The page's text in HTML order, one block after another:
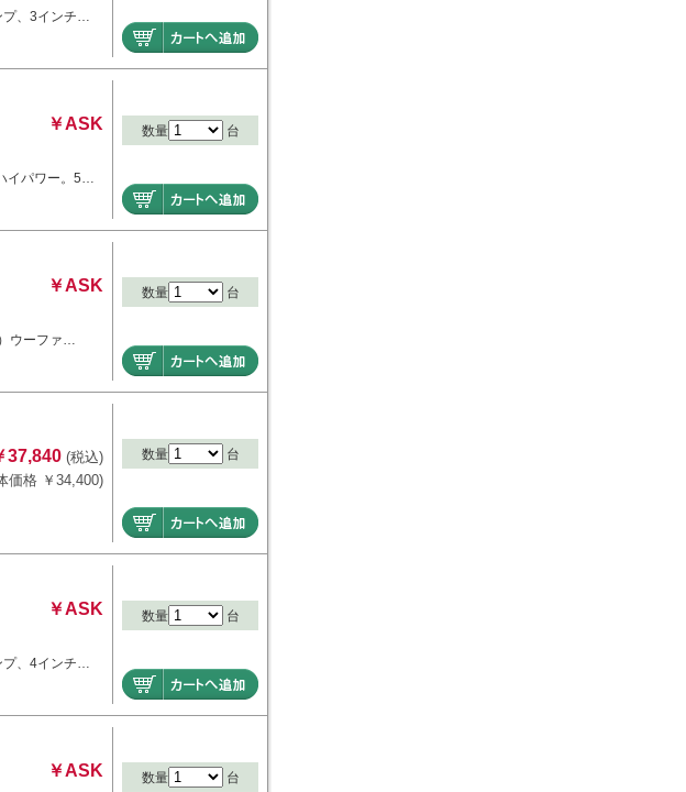
プ、3インチ…
￥ASK
イパワー。5…
数量 台
￥ASK
ウーファ…
数量 台
37,840 (税込)
価格 ￥34,400)
数量 台
￥ASK
プ、4インチ…
数量 台
￥ASK 数量 台